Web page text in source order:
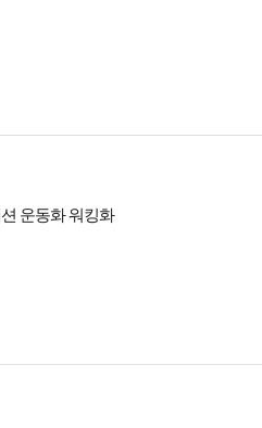
운동화 워킹화